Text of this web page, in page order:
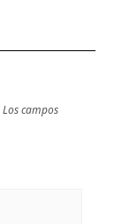
Los campos